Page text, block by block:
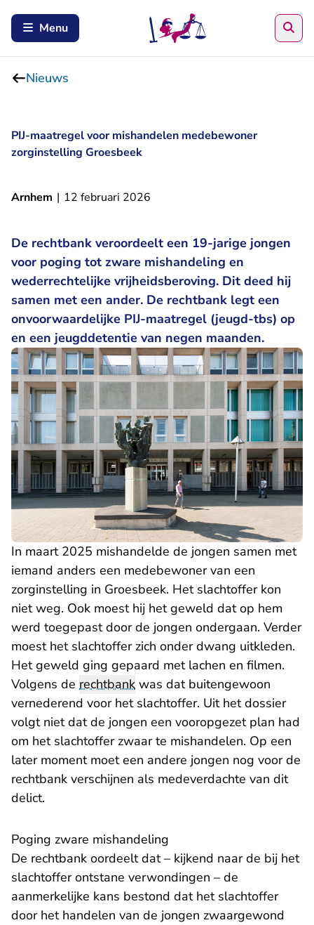
Menu
Nieuws
PIJ-maatregel voor mishandelen medebewoner
zorginstelling Groesbeek
Arnhem | 12 februari 2026
De rechtbank veroordeelt een 19-jarige jongen
voor poging tot zware mishandeling en
wederrechtelijke vrijheidsberoving. Dit deed hij
samen met een ander. De rechtbank legt een
onvoorwaardelijke PIJ-maatregel (jeugd-tbs) op
en een jeugddetentie van negen maanden.
In maart 2025 mishandelde de jongen samen met
iemand anders een medebewoner van een
zorginstelling in Groesbeek. Het slachtoffer kon
niet weg. Ook moest hij het geweld dat op hem
werd toegepast door de jongen ondergaan. Verder
moest het slachtoffer zich onder dwang uitkleden.
Het geweld ging gepaard met lachen en filmen.
Volgens de rechtbank was dat buitengewoon
vernederend voor het slachtoffer. Uit het dossier
volgt niet dat de jongen een vooropgezet plan had
om het slachtoffer zwaar te mishandelen. Op een
later moment moet een andere jongen nog voor de
rechtbank verschijnen als medeverdachte van dit
delict.
Poging zware mishandeling
De rechtbank oordeelt dat – kijkend naar de bij het
slachtoffer ontstane verwondingen – de
aanmerkelijke kans bestond dat het slachtoffer
door het handelen van de jongen zwaargewond